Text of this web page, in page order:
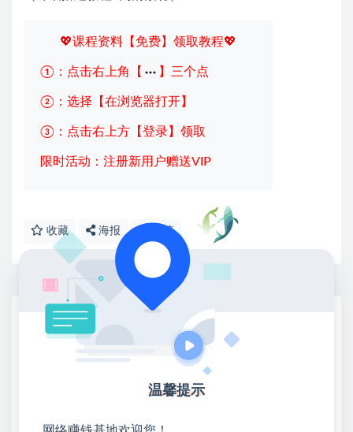
💖课程资料【免费】领取教程💖
①：点击右上角【 】三个点
②：选择【在浏览器打开】
③：点击右上方【登录】领取
限时活动：注册新用户赠送VIP
收藏 海报 链接
网赚基地简介
站长微信：无
❤本站：本站整合多方资源站，主要面向互联网创业
类&副业类，资源丰富 物超所值。
各种项目 + 提升网创认知。
温馨提示